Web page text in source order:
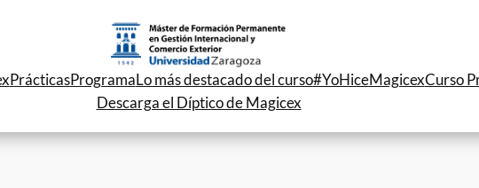
PrácticasProgramaLo más destacado del curso#YoHiceMagicexCurso
Descarga el Díptico de Magicex